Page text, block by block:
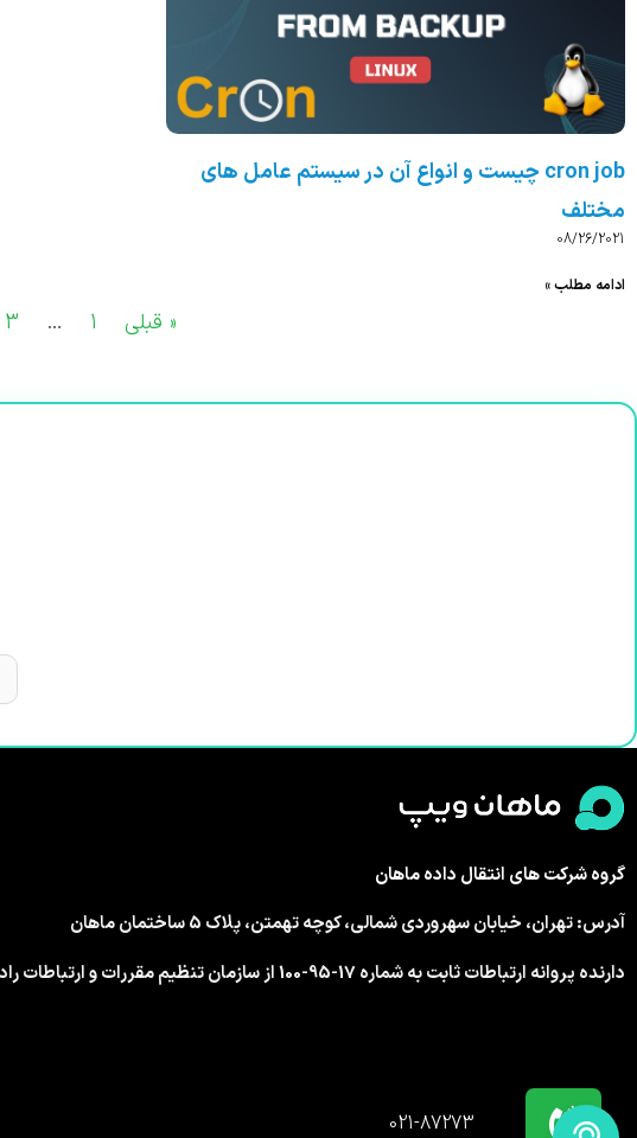
cron job چیست و انواع آن در سیستم عامل های
مختلف
08/26/2021
ادامه مطلب »
« قبلی 1
…
3
گروه شرکت های انتقال داده ماهان
آدرس: تهران، خیابان سهروردی شمالی، کوچه تهمتن، پلاک 5 ساختمان ماهان
دارنده پروانه ارتباطات ثابت به شماره 17-95-100 از سازمان تنظیم مقررات و ارتباطات رادیویی
021-87273